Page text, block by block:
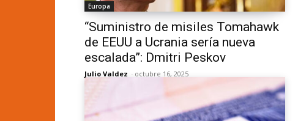
Europa
“Suministro de misiles Tomahawk
de EEUU a Ucrania sería nueva
escalada”: Dmitri Peskov
Julio Valdez - octubre 16, 2025